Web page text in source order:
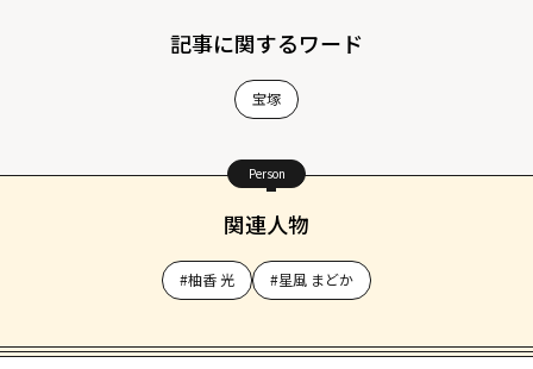
記事に関するワード
宝塚
Person
関連人物
#柚香 光 #星風 まどか